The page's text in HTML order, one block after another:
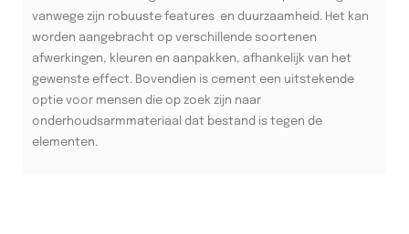
vanwege zijn robuuste features en duurzaamheid. Het kan
worden aangebracht op verschillende soortenen
afwerkingen, kleuren en aanpakken, afhankelijk van het
gewenste effect. Bovendien is cement een uitstekende
optie voor mensen die op zoek zijn naar
onderhoudsarmmateriaal dat bestand is tegen de
elementen.